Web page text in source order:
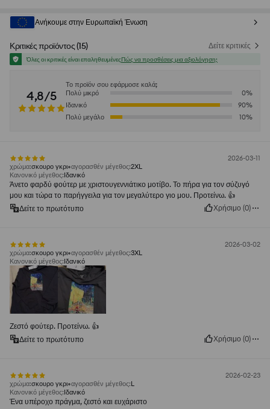
Ανήκουμε στην Ευρωπαϊκή Ένωση
Κριτικές προϊόντος(15) Δείτε κριτικές
Όλες οι κριτικές είναι επαληθευμένεςΠώς να προσθέσεις μια αξιολόγηση;
4,8/5
Το προϊόν σου εφάρμοσε καλά;
Πολύ μικρό
0%
Ιδανικό
90%
Πολύ μεγάλο
10%
2026-03-11
χρώμα:σκουρο γκρι αγορασθέν μέγεθος:2XL
Κανονικό μέγεθος:Ιδανικό
Άνετο φαρδύ φούτερ με χριστουγεννιάτικο μοτίβο. Το πήρα για τον σύζυγό
μου και τώρα το παρήγγειλα για τον μεγαλύτερο γιο μου. Προτείνω. 👍️
Δείτε το πρωτότυπο
Χρήσιμο (0)
2026-03-02
χρώμα:σκουρο γκρι αγορασθέν μέγεθος:3XL
Κανονικό μέγεθος:Ιδανικό
Ζεστό φούτερ. Προτείνω. 👍️
Δείτε το πρωτότυπο
Χρήσιμο (0)
2026-02-23
χρώμα:σκουρο γκρι αγορασθέν μέγεθος:L
Κανονικό μέγεθος:Ιδανικό
Ένα υπέροχο πράγμα, ζεστό και ευχάριστο